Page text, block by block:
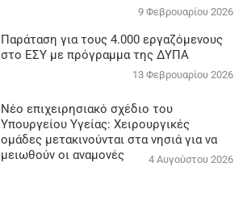
9 Φεβρουαρίου 2026
Παράταση για τους 4.000 εργαζόμενους
στο ΕΣΥ με πρόγραμμα της ΔΥΠΑ
13 Φεβρουαρίου 2026
Νέο επιχειρησιακό σχέδιο του
Υπουργείου Υγείας: Χειρουργικές
ομάδες μετακινούνται στα νησιά για να
μειωθούν οι αναμονές
4 Αυγούστου 2026